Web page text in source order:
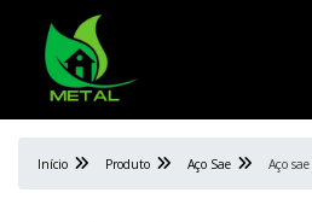
Início Produto Aço Sae Aço